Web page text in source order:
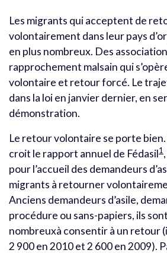
Les migrants qui acceptent de
volontairement dans leur pays
en plus nombreux. Des
rapprochement malsain qui
volontaire et retour forcé. Le
dans la loi en janvier dernier, en
démonstration.
Le retour volontaire se porte bien.
croit le rapport annuel de Fédasil1
pour l’accueil des demandeurs
migrants à retourner
Anciens demandeurs d’asile,
procédure ou sans-papiers, ils
nombreuxà consentir à un retour
2 900 en 2010 et 2 600 en 2009).